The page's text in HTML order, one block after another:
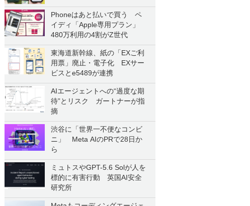
Phoneはあと払いで買う ペ
イディ「Apple専用プラン」
480万利用の4割がZ世代
東海道新幹線、紙の「EXご利
用票」廃止・電子化 EXサー
ビスとe5489が連携
AIエージェントへの“過度な期
待”とリスク ガートナーが指
摘
渋谷に「世界一不便なコンビ
ニ」 Meta AIのPRで28日か
ら
ミュトスやGPT-5.6 Solが人を
標的に有害行動 英国AI安全
研究所